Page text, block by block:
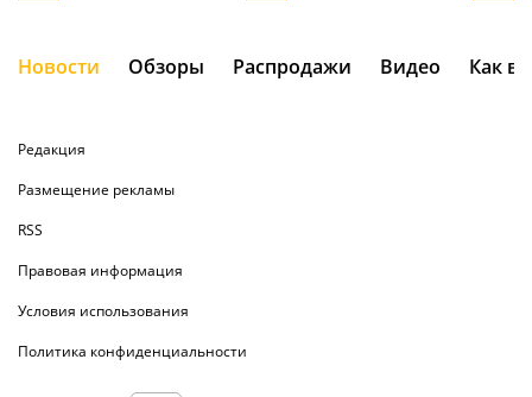
Новости Обзоры Распродажи Видео Как
Редакция
Размещение рекламы
RSS
Правовая информация
Условия использования
Политика конфиденциальности